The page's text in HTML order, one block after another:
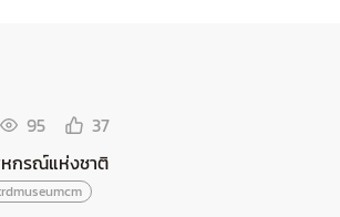
95
37
กรณ์แห่งชาติ